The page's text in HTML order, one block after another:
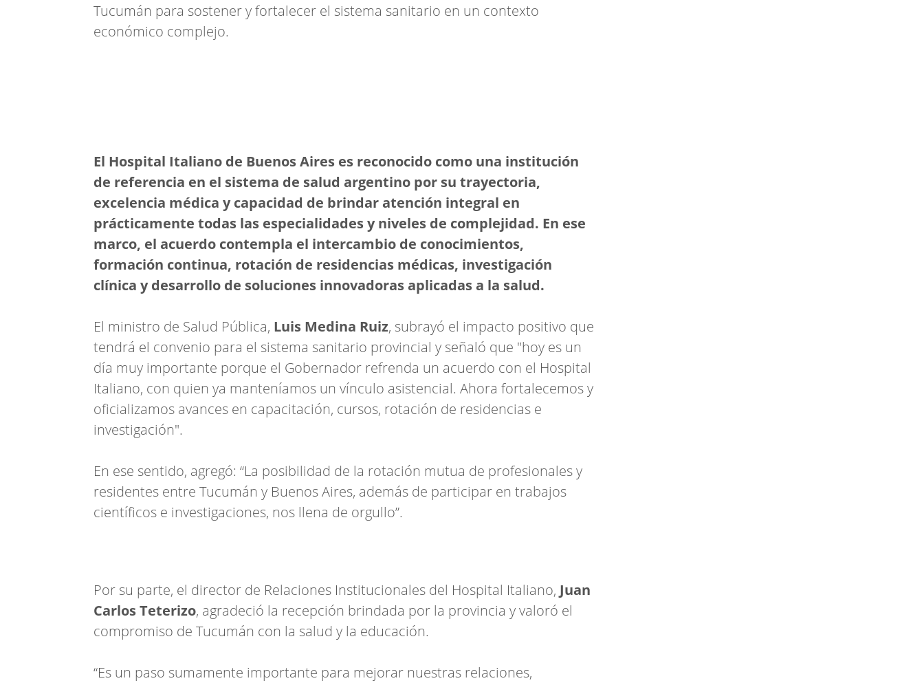
Tucumán para sostener y fortalecer el sistema sanitario en un contexto
económico complejo.
El Hospital Italiano de Buenos Aires es reconocido como una institución
de referencia en el sistema de salud argentino por su trayectoria,
excelencia médica y capacidad de brindar atención integral en
prácticamente todas las especialidades y niveles de complejidad. En ese
marco, el acuerdo contempla el intercambio de conocimientos,
formación continua, rotación de residencias médicas, investigación
clínica y desarrollo de soluciones innovadoras aplicadas a la salud.
El ministro de Salud Pública, Luis Medina Ruiz, subrayó el impacto positivo que
tendrá el convenio para el sistema sanitario provincial y señaló que "hoy es un
día muy importante porque el Gobernador refrenda un acuerdo con el Hospital
Italiano, con quien ya manteníamos un vínculo asistencial. Ahora fortalecemos y
oficializamos avances en capacitación, cursos, rotación de residencias e
investigación".
En ese sentido, agregó: “La posibilidad de la rotación mutua de profesionales y
residentes entre Tucumán y Buenos Aires, además de participar en trabajos
científicos e investigaciones, nos llena de orgullo”.
Por su parte, el director de Relaciones Institucionales del Hospital Italiano, Juan
Carlos Teterizo, agradeció la recepción brindada por la provincia y valoró el
compromiso de Tucumán con la salud y la educación.
“Es un paso sumamente importante para mejorar nuestras relaciones,